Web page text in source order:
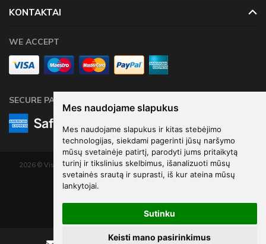
Mes naudojame slapukus
Mes naudojame slapukus ir kitas stebėjimo
technologijas, siekdami pagerinti jūsų naršymo
mūsų svetainėje patirtį, parodyti jums pritaikytą
turinį ir tikslinius skelbimus, išanalizuoti mūsų
svetainės srautą ir suprasti, iš kur ateina mūsų
lankytojai.
Sutinku
Keisti mano pasirinkimus
KONTAKTAI
WE ACCEPT
SECURE PAYMENTS
2026 © Visos teisės saugomos. Kopijuoti, platinti svetainės turinį be autorių
sutikimo draudžiama.
Elektroninių parduotuvių nuoma